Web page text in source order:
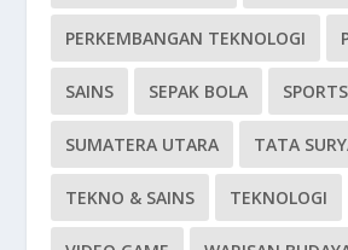
PERKEMBANGAN TEKNOLOGI
SAINS SEPAK BOLA SPORTS
SUMATERA UTARA TATA
TEKNO & SAINS TEKNOLOGI